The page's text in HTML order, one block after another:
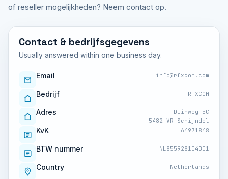
of reseller mogelijkheden? Neem contact op.
Contact & bedrijfsgegevens
Usually answered within one business day.
Email info@rfxcom.com
Bedrijf RFXCOM
Adres
Duinweg 5C
5482 VR Schijndel
KvK 64971848
BTW nummer NL855928104B01
Country Netherlands